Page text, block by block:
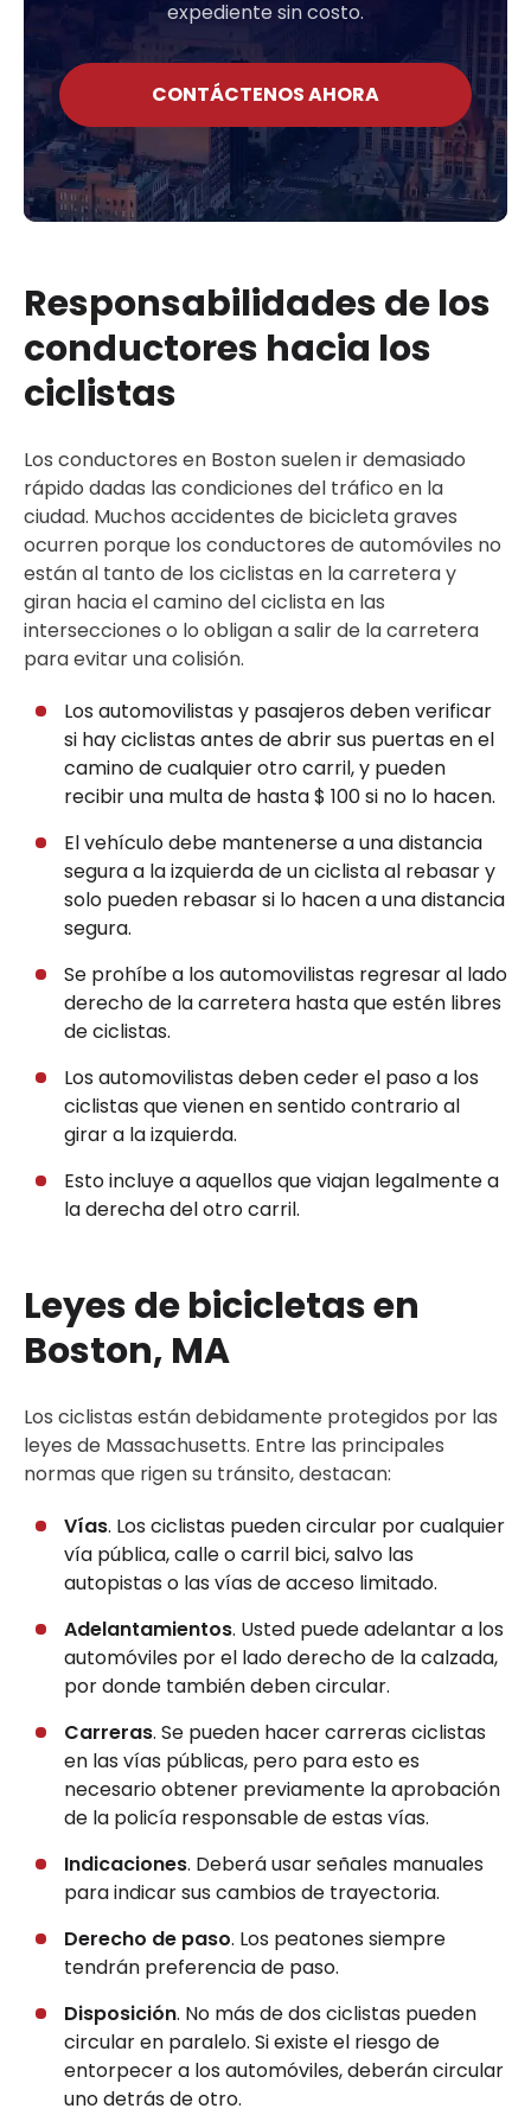
expediente sin costo.
CONTÁCTENOS AHORA
Responsabilidades de los
conductores hacia los
ciclistas
Los conductores en Boston suelen ir demasiado
rápido dadas las condiciones del tráfico en la
ciudad. Muchos accidentes de bicicleta graves
ocurren porque los conductores de automóviles no
están al tanto de los ciclistas en la carretera y
giran hacia el camino del ciclista en las
intersecciones o lo obligan a salir de la carretera
para evitar una colisión.
Los automovilistas y pasajeros deben verificar
si hay ciclistas antes de abrir sus puertas en el
camino de cualquier otro carril, y pueden
recibir una multa de hasta $ 100 si no lo hacen.
El vehículo debe mantenerse a una distancia
segura a la izquierda de un ciclista al rebasar y
solo pueden rebasar si lo hacen a una distancia
segura.
Se prohíbe a los automovilistas regresar al lado
derecho de la carretera hasta que estén libres
de ciclistas.
Los automovilistas deben ceder el paso a los
ciclistas que vienen en sentido contrario al
girar a la izquierda.
Esto incluye a aquellos que viajan legalmente a
la derecha del otro carril.
Leyes de bicicletas en
Boston, MA
Los ciclistas están debidamente protegidos por las
leyes de Massachusetts. Entre las principales
normas que rigen su tránsito, destacan:
Vías. Los ciclistas pueden circular por cualquier
vía pública, calle o carril bici, salvo las
autopistas o las vías de acceso limitado.
Adelantamientos. Usted puede adelantar a los
automóviles por el lado derecho de la calzada,
por donde también deben circular.
Carreras. Se pueden hacer carreras ciclistas
en las vías públicas, pero para esto es
necesario obtener previamente la aprobación
de la policía responsable de estas vías.
Indicaciones. Deberá usar señales manuales
para indicar sus cambios de trayectoria.
Derecho de paso. Los peatones siempre
tendrán preferencia de paso.
Disposición. No más de dos ciclistas pueden
circular en paralelo. Si existe el riesgo de
entorpecer a los automóviles, deberán circular
uno detrás de otro.